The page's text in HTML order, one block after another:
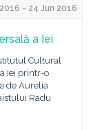
- 24 Jun 2016
a Iei
Cultural
Iei printr-o
de Aurelia
Radu